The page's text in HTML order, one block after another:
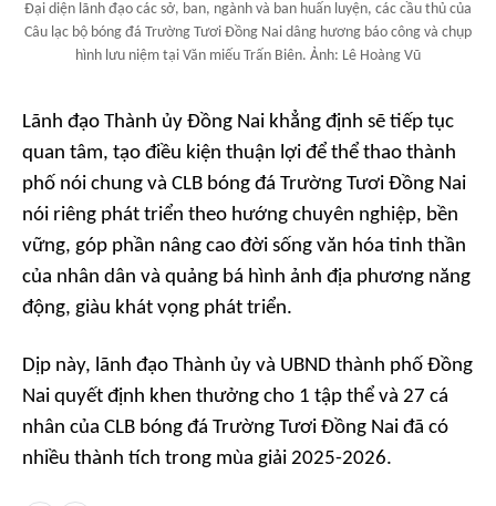
Đại diện lãnh đạo các sở, ban, ngành và ban huấn luyện, các cầu thủ của
Câu lạc bộ bóng đá Trường Tươi Đồng Nai dâng hương báo công và chụp
hình lưu niệm tại Văn miếu Trấn Biên. Ảnh: Lê Hoàng Vũ
Lãnh đạo Thành ủy Đồng Nai khẳng định sẽ tiếp tục
quan tâm, tạo điều kiện thuận lợi để thể thao thành
phố nói chung và CLB bóng đá Trường Tươi Đồng Nai
nói riêng phát triển theo hướng chuyên nghiệp, bền
vững, góp phần nâng cao đời sống văn hóa tinh thần
của nhân dân và quảng bá hình ảnh địa phương năng
động, giàu khát vọng phát triển.
Dịp này, lãnh đạo Thành ủy và UBND thành phố Đồng
Nai quyết định khen thưởng cho 1 tập thể và 27 cá
nhân của CLB bóng đá Trường Tươi Đồng Nai đã có
nhiều thành tích trong mùa giải 2025-2026.